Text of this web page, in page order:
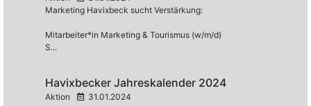
Marketing Havixbeck sucht Verstärkung:
Mitarbeiter*in Marketing & Tourismus (w/m/d)
S...
Havixbecker Jahreskalender 2024
Aktion
31.01.2024